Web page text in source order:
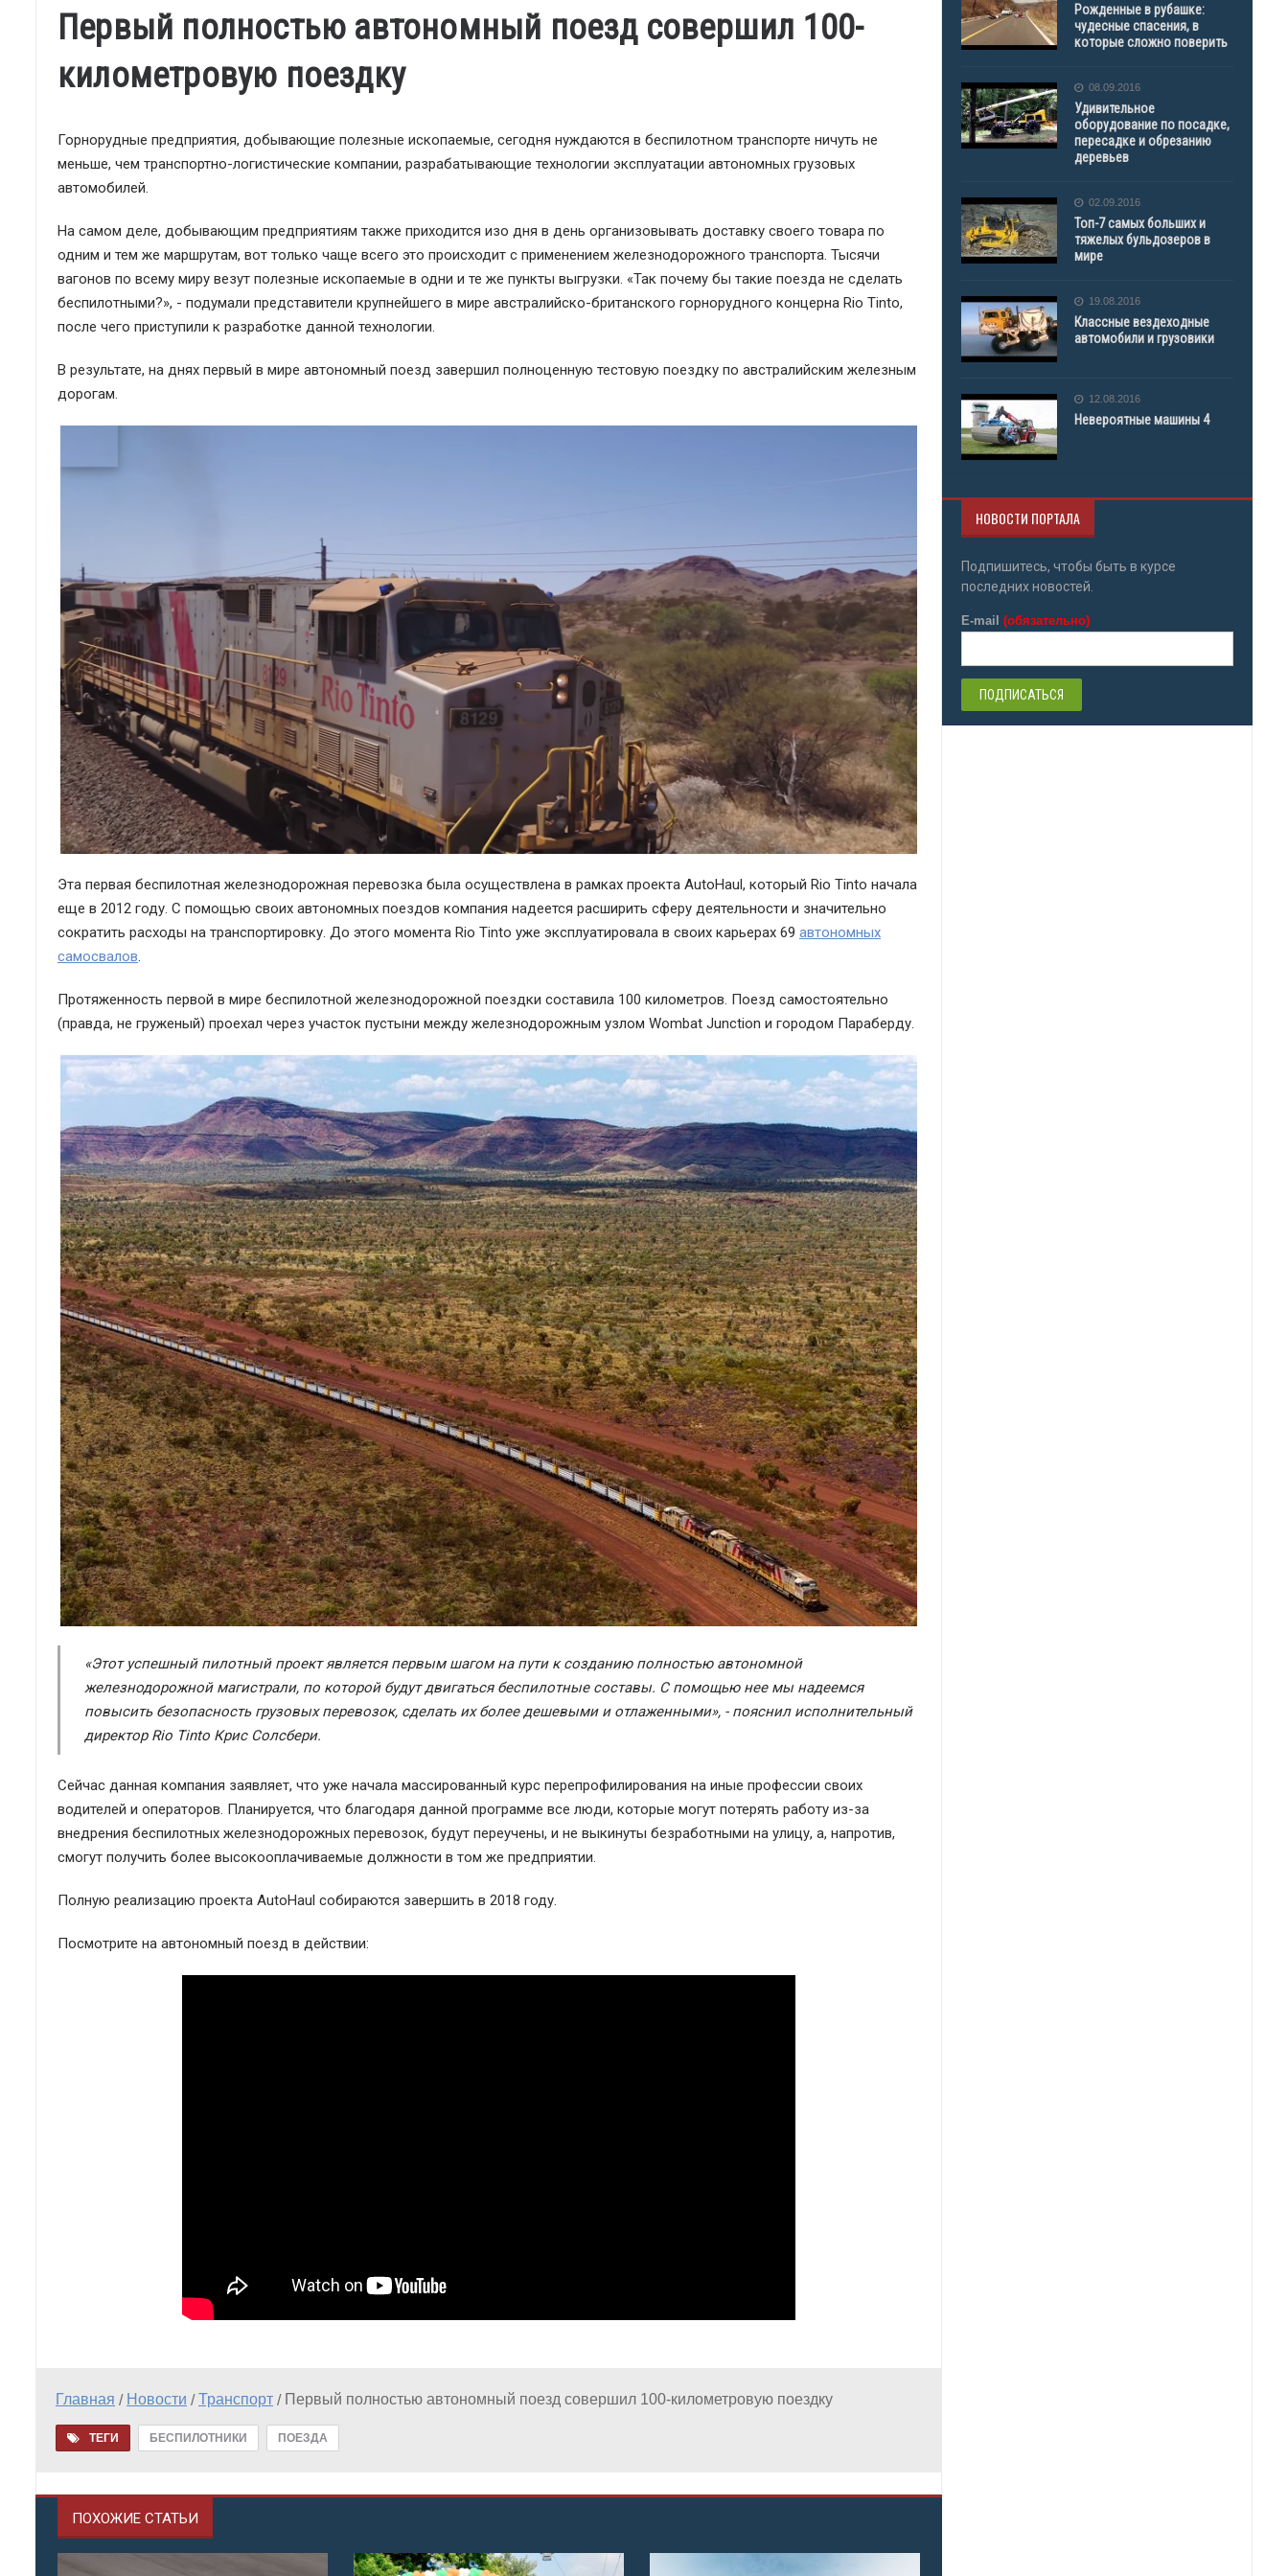
Первый полностью автономный поезд совершил 100-
километровую поездку
Горнорудные предприятия, добывающие полезные ископаемые, сегодня нуждаются в беспилотном транспорте ничуть не
меньше, чем транспортно-логистические компании, разрабатывающие технологии эксплуатации автономных грузовых
автомобилей.
На самом деле, добывающим предприятиям также приходится изо дня в день организовывать доставку своего товара по
одним и тем же маршрутам, вот только чаще всего это происходит с применением железнодорожного транспорта. Тысячи
вагонов по всему миру везут полезные ископаемые в одни и те же пункты выгрузки. «Так почему бы такие поезда не сделать
беспилотными?», - подумали представители крупнейшего в мире австралийско-британского горнорудного концерна Rio Tinto,
после чего приступили к разработке данной технологии.
В результате, на днях первый в мире автономный поезд завершил полноценную тестовую поездку по австралийским железным
дорогам.
Эта первая беспилотная железнодорожная перевозка была осуществлена в рамках проекта AutoHaul, который Rio Tinto начала
еще в 2012 году. С помощью своих автономных поездов компания надеется расширить сферу деятельности и значительно
сократить расходы на транспортировку. До этого момента Rio Tinto уже эксплуатировала в своих карьерах 69 автономных
самосвалов.
Протяженность первой в мире беспилотной железнодорожной поездки составила 100 километров. Поезд самостоятельно
(правда, не груженый) проехал через участок пустыни между железнодорожным узлом Wombat Junction и городом Параберду.
«Этот успешный пилотный проект является первым шагом на пути к созданию полностью автономной
железнодорожной магистрали, по которой будут двигаться беспилотные составы. С помощью нее мы надеемся
повысить безопасность грузовых перевозок, сделать их более дешевыми и отлаженными», - пояснил исполнительный
директор Rio Tinto Крис Солсбери.
Сейчас данная компания заявляет, что уже начала массированный курс перепрофилирования на иные профессии своих
водителей и операторов. Планируется, что благодаря данной программе все люди, которые могут потерять работу из-за
внедрения беспилотных железнодорожных перевозок, будут переучены, и не выкинуты безработными на улицу, а, напротив,
смогут получить более высокооплачиваемые должности в том же предприятии.
Полную реализацию проекта AutoHaul собираются завершить в 2018 году.
Посмотрите на автономный поезд в действии:
Главная / Новости /Транспорт / Первый полностью автономный поезд совершил 100-километровую поездку
ТЕГИ БЕСПИЛОТНИКИ ПОЕЗДА
ПОХОЖИЕ СТАТЬИ
Рожденные в рубашке:
чудесные спасения, в
которые сложно поверить
08.09.2016
Удивительное
оборудование по посадке,
пересадке и обрезанию
деревьев
02.09.2016
Топ-7 самых больших и
тяжелых бульдозеров в
мире
19.08.2016
Классные вездеходные
автомобили и грузовики
12.08.2016
Невероятные машины 4
НОВОСТИ ПОРТАЛА
Подпишитесь, чтобы быть в курсе
последних новостей.
E-mail (обязательно)